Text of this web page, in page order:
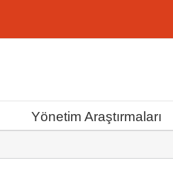
Yönetim Araştırmaları